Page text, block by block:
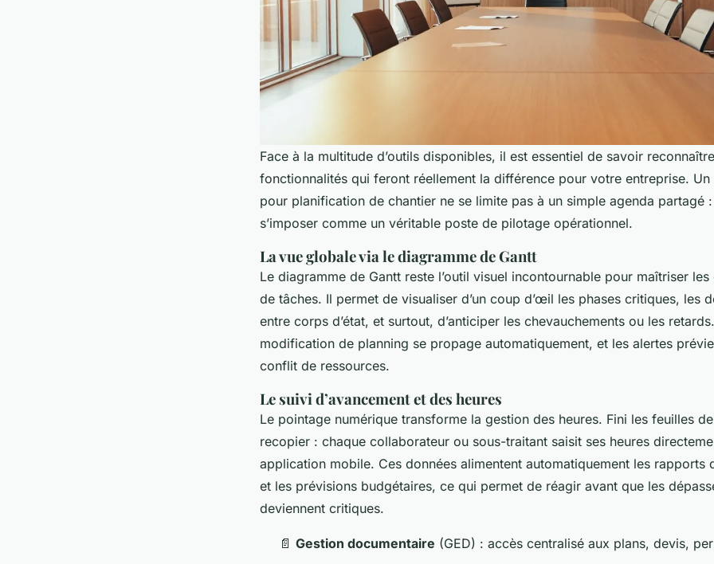
Face à la multitude d’outils disponibles, il est essentiel de savoir
fonctionnalités qui feront réellement la différence pour votre entreprise.
pour planification de chantier ne se limite pas à un simple agenda partagé
s’imposer comme un véritable poste de pilotage opérationnel.
La vue globale via le diagramme de Gantt
Le diagramme de Gantt reste l’outil visuel incontournable pour maîtriser les
de tâches. Il permet de visualiser d’un coup d’œil les phases critiques, les
entre corps d’état, et surtout, d’anticiper les chevauchements ou les
modification de planning se propage automatiquement, et les alertes
conflit de ressources.
Le suivi d’avancement et des heures
Le pointage numérique transforme la gestion des heures. Fini les feuilles
recopier : chaque collaborateur ou sous-traitant saisit ses heures
application mobile. Ces données alimentent automatiquement les rapports
et les prévisions budgétaires, ce qui permet de réagir avant que les
deviennent critiques.
📄 Gestion documentaire (GED) : accès centralisé aux plans, devis,